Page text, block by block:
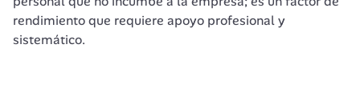
rendimiento que requiere apoyo profesional y
sistemático.